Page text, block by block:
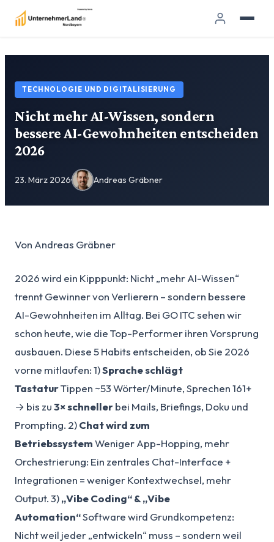
TECHNOLOGIE UND DIGITALISIERUNG
Nicht mehr AI-Wissen, sondern
bessere AI-Gewohnheiten entscheiden
2026
23. März 2026· Andreas Gräbner
Von Andreas Gräbner
2026 wird ein Kipppunkt: Nicht „mehr AI-Wissen“
trennt Gewinner von Verlierern – sondern bessere
AI-Gewohnheiten im Alltag. Bei GO ITC sehen wir
schon heute, wie die Top-Performer ihren Vorsprung
ausbauen. Diese 5 Habits entscheiden, ob Sie 2026
vorne mitlaufen: 1)Sprache schlägt
TastaturTippen ~53 Wörter/Minute, Sprechen 161+
→ bis zu3× schnellerbei Mails, Briefings, Doku und
Prompting. 2)Chat wird zum
BetriebssystemWeniger App-Hopping, mehr
Orchestrierung: Ein zentrales Chat-Interface +
Integrationen = weniger Kontextwechsel, mehr
Output. 3)„Vibe Coding“ & „Vibe
Automation“Software wird Grundkompetenz:
Nicht weil jeder „entwickeln“ muss – sondern weil